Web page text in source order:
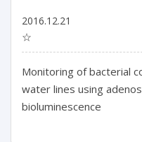
2016.12.21
☆
Monitoring of bacterial
water lines using
bioluminescence